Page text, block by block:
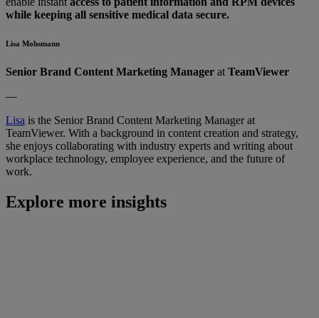
while keeping all sensitive medical data secure.
Lisa Mohsmann
Senior Brand Content Marketing Manager at TeamViewer
—
Lisa is the Senior Brand Content Marketing Manager at
TeamViewer. With a background in content creation and strategy,
she enjoys collaborating with industry experts and writing about
workplace technology, employee experience, and the future of
work.
Explore more insights